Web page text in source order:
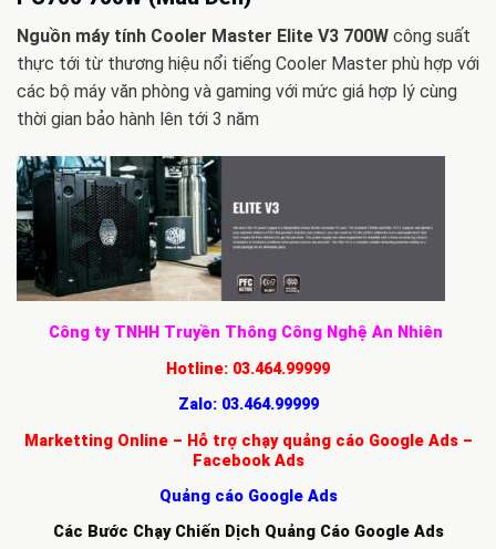
Nguồn máy tính Cooler Master Elite V3 700W công suất
thực tới từ thương hiệu nổi tiếng Cooler Master phù hợp với
các bộ máy văn phòng và gaming với mức giá hợp lý cùng
thời gian bảo hành lên tới 3 năm
Công ty TNHH Truyền Thông Công Nghệ An Nhiên
Hotline: 03.464.99999
Zalo: 03.464.99999
Marketting Online – Hỗ trợ chạy quảng cáo Google Ads –
Facebook Ads
Quảng cáo Google Ads
Các Bước Chạy Chiến Dịch Quảng Cáo Google Ads